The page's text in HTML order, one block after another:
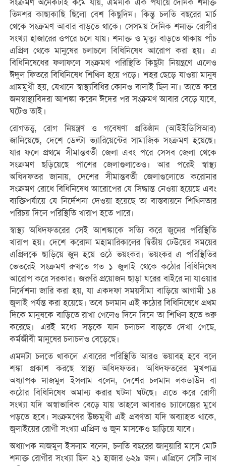
সংক্রমণ অনেকটাই কমে যায়, এমনকি এক পর্যায়ে দৈনিক শনাক্ত
তিনশর কাছাকাছি ছিলো বেশ কিছুদিন। কিন্তু চলতি বছরের মার্চ
থেকে সংক্রমণ আবার বাড়তে থাকে। সেসময় দৈনিক শনাক্ত রোগীর
সংখ্যা হাজারের ওপরে চলে যায়। শনাক্ত ও মৃত্যু বাড়তে থাকায় পাঁচ
এপ্রিল থেকে মানুষের চলাচলে বিধিনিষেধ আরোপ করা হয়। এ
বিধিনিষেধের ফলাফলে সংক্রমণ পরিস্থিতি কিছুটা নিয়ন্ত্রণে এলেও
ঈদুল ফিতরে বিধিনিষেধ শিথিল হয়ে পড়ে। শহর ছেড়ে যাওয়া মানুষ
গ্রামমুখী হয়, যেখানে স্বাস্থ্যবিধির কোনও বালাই ছিল না। তাতে করে
জনস্বাস্থ্যবিদরা আশঙ্কা করেন ঈদের পর সংক্রমণ আবার বেড়ে যাবে,
ঘটেও তাই।
রোগতত্ত্ব, রোগ নিয়ন্ত্রণ ও গবেষণা প্রতিষ্ঠান (আইইডিসিআর)
জানিয়েছে, দেশে ডেল্টা ভ্যারিয়েন্টের সামাজিক সংক্রমণ হয়েছে।
যার ফলে প্রথমে সীমান্তবর্তী জেলা এবং পরে সেসব জেলা থেকে
সংক্রমণ ছড়িয়েছে পাশের জেলাগুলাতেও। আর পরেই স্বাস্থ্য
অধিদফতর জানায়, দেশের সীমান্তবর্তী জেলাগুলোতে করোনার
সংক্রমণ রোধে বিধিনিষেধ আরোপের যে সিদ্ধান্ত নেওয়া হয়েছে এবং
ব্যক্তিপর্যায়ে যে নির্দেশনা দেওয়া হয়েছে তা বাস্তবায়নে শিথিলতার
পরিচয় দিলে পরিস্থিতি খারাপ হতে পারে।
স্বাস্থ্য অধিদফতরের সেই আশঙ্কাকে সত্যি করে জুনের পরিস্থিতি
খারাপ হয়। দেশে করোনা মহামারিকালের দ্বিতীয় ঢেউয়ের সময়ের
এপ্রিলকে ছাড়িয়ে জুন হয়ে ওঠে ভয়ংকর। ভয়ংকর এ পরিস্থিতির
ভেতরেই সংক্রমণ রুখতে গত ১ জুলাই থেকে কঠোর বিধিনিষেধ
আরোপ করে সরকার। জরুরি প্রয়োজন ছাড়া ঘরের বাইরে না যাওয়ার
নির্দেশনা জারি করা হয়, যা একদফা সময়সীমা বাড়িয়ে আগামী ১৪
জুলাই পর্যন্ত করা হয়েছে। তবে চলমান এই কঠোর বিধিনিষেধে প্রথম
দিকে মানুষকে বাড়িতে রাখা গেলেও দিনে দিনে তা শিথিল হতে শুরু
করেছে। এরই মধ্যে সড়কে যান চলাচল বাড়তে দেখা গেছে,
কর্মজীবী মানুষের চলাচলও বেড়েছে।
এমনটা চলতে থাকলে এবারের পরিস্থিতি আরও ভয়াবহ হবে বলে
শঙ্কা প্রকাশ করছে স্বাস্থ্য অধিদফতর। অধিদফতরের মুখপাত্র
অধ্যাপক নাজমুল ইসলাম বলেন, দেশের চলমান লকডাউন বা
কঠোর বিধিনিষেধ অমান্য করার ঘটনা ঘটছে। এতে করে রোগী
সংখ্যা যদি অস্বাভাবিক বেড়ে যায় তাহলে আবারও চ্যালেঞ্জের মুখে
পড়তে হবে। সংক্রমণের উচ্চমুখী এই প্রবণতা যদি অব্যাহত থাকে,
জুলাইয়ের রোগী সংখ্যা এপ্রিল ও জুন মাসকেও ছাড়িয়ে যাবে।
অধ্যাপক নাজমুল ইসলাম বলেন, চলতি বছরের জানুয়ারি মাসে মোট
শনাক্ত রোগীর সংখ্যা ছিল ২১ হাজার ৬২৯ জন। এপ্রিলে সেটি লাখ